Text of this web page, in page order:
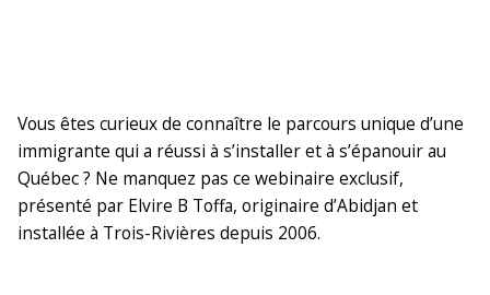
Vous êtes curieux de connaître le parcours unique d’une
immigrante qui a réussi à s’installer et à s’épanouir au
Québec ? Ne manquez pas ce webinaire exclusif,
présenté par Elvire B Toffa, originaire d’Abidjan et
installée à Trois-Rivières depuis 2006.